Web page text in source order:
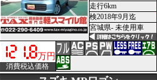
走行6km
検2018年9月迄
宮城県- 未使用車
万円
消費税込価格